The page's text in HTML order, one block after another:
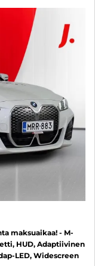
maksuaikaa! - M-
HUD, Adaptiivinen
LED, Widescreen